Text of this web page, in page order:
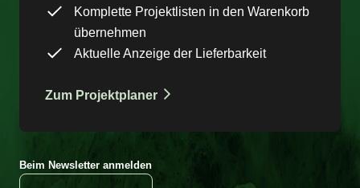
Komplette Projektlisten in den Warenkorb
übernehmen
Aktuelle Anzeige der Lieferbarkeit
Zum Projektplaner
Beim Newsletter anmelden